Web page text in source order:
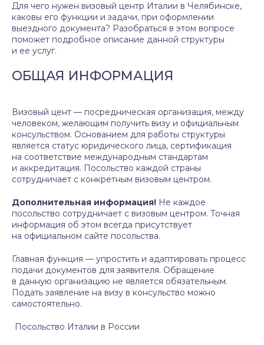
Для чего нужен визовый центр Италии в Челябинске,
каковы его функции и задачи, при оформлении
выездного документа? Разобраться в этом вопросе
поможет подробное описание данной структуры
и ее услуг.
ОБЩАЯ ИНФОРМАЦИЯ
Визовый цент — посредническая организация, между
человеком, желающим получить визу и официальным
консульством. Основанием для работы структуры
является статус юридического лица, сертификация
на соответствие международным стандартам
и аккредитация. Посольство каждой страны
сотрудничает с конкретным визовым центром.
Дополнительная информация! Не каждое
посольство сотрудничает с визовым центром. Точная
информация об этом всегда присутствует
на официальном сайте посольства.
Главная функция — упростить и адаптировать процесс
подачи документов для заявителя. Обращение
в данную организацию не является обязательным.
Подать заявление на визу в консульство можно
самостоятельно.
Посольство Италии в России